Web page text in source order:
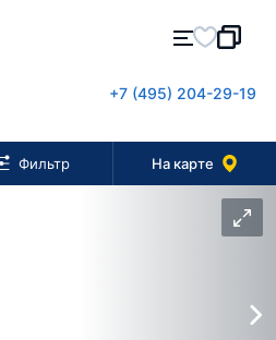
+7 (495) 204-29-19
Фильтр На карте